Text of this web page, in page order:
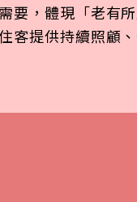
要，體現「老有
客提供持續照顧